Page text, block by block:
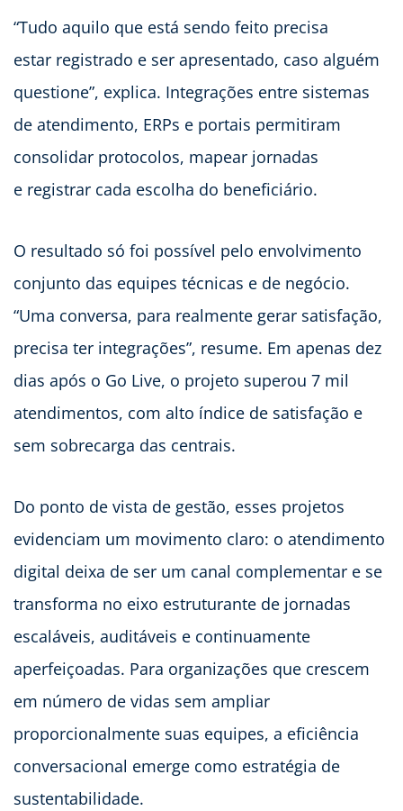
“Tudo aquilo que está sendo feito precisa
estar registrado e ser apresentado, caso alguém
questione”, explica. Integrações entre sistemas
de atendimento, ERPs e portais permitiram
consolidar protocolos, mapear jornadas
e registrar cada escolha do beneficiário.
O resultado só foi possível pelo envolvimento
conjunto das equipes técnicas e de negócio.
“Uma conversa, para realmente gerar satisfação,
precisa ter integrações”, resume. Em apenas dez
dias após o Go Live, o projeto superou 7 mil
atendimentos, com alto índice de satisfação e
sem sobrecarga das centrais.
Do ponto de vista de gestão, esses projetos
evidenciam um movimento claro: o atendimento
digital deixa de ser um canal complementar e se
transforma no eixo estruturante de jornadas
escaláveis, auditáveis e continuamente
aperfeiçoadas. Para organizações que crescem
em número de vidas sem ampliar
proporcionalmente suas equipes, a eficiência
conversacional emerge como estratégia de
sustentabilidade.